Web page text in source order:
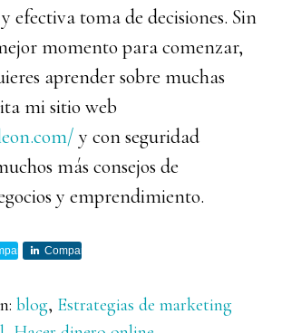
efectiva toma de decisiones. Sin
momento para comenzar,
aprender sobre muchas
mi sitio web
y con seguridad
más consejos de
y emprendimiento.
Comparte
blog, Estrategias de marketing